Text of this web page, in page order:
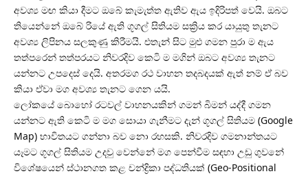
අවශ්‍ය මඟ කියා දීමට ඔබේ කැමැත්ත ඇතිව ඇය ඉදිරිපත් වෙයි. ඔබට
තියෙන්නේ ඔබේ රියේ ඇති ගූගල් සිතියම සක්‍රිය කර යායුතු තැනට
අවශ්‍ය ලිපිනය සලකුණු කිරීමයි. එතැන් සිට මුළු ගමන පුරා ම ඇය
තත්පරෙන් තත්පරයට නිවරදිව කෙටි ම මගින් ඔබට අවශ්‍ය තැනට
යන්නට උපදෙස් දෙයි. අතරමග රථ වාහන තදබදයක් ඇත් නම් ඒ බව
කියා ඒවා මග අවශ්‍ය තැනට ගෙන යයි.
ලෝකයේ බොහෝ රටවල් වාහනයකින් ගමන් බිමන් යද්දී ගමන
යන්නට ඇති කෙටි ම මග සොයා ගැනීමට දැන් ගූගල් සිතියම (Google
Map) භාවිතයට ගන්නා බව නො රහසකි. නිවරදිව ගමනාන්තයට
යෑමට ගූගල් සිතියම උදවු වෙන්නේ මග පෙන්වීම සඳහා උඩු ගුවනේ
විශේෂයෙන් ස්ථානගත කළ චන්ද්‍රිකා පද්ධතියක් (Geo-Positional